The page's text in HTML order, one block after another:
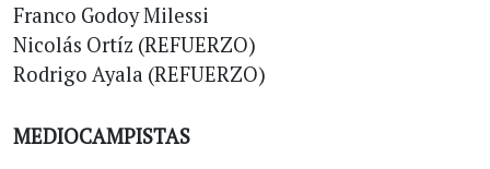
Franco Godoy Milessi
Nicolás Ortíz (REFUERZO)
Rodrigo Ayala (REFUERZO)
MEDIOCAMPISTAS